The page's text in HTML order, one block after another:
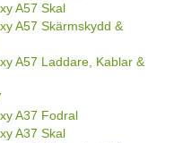
A57 Skal
A57 Skärmskydd &
A57 Laddare, Kablar &
A37 Fodral
A37 Skal